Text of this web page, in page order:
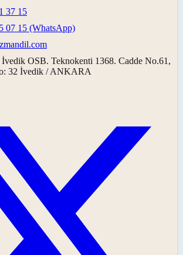
37 15
07 15 (WhatsApp)
İvedik OSB. Teknokenti 1368. Cadde No.61,
32 İvedik / ANKARA